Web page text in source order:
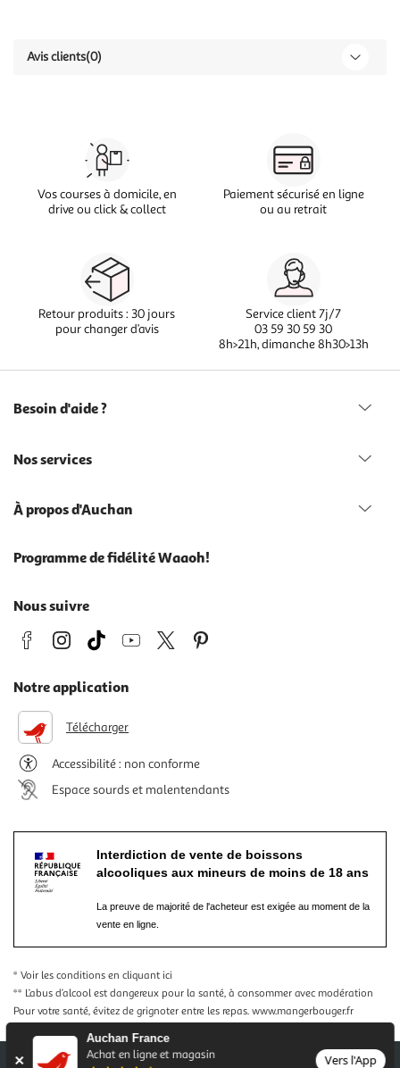
Auchan France
Achat en ligne et magasin
Vers l'App
Avis clients(0)
Vos courses à domicile, en
drive ou click & collect
Paiement sécurisé en ligne
ou au retrait
Retour produits : 30 jours
pour changer d’avis
Service client 7j/7
03 59 30 59 30
8h>21h, dimanche 8h30>13h
Besoin d'aide ?
Nos services
À propos d'Auchan
Programme de fidélité Waaoh!
Nous suivre
Notre application
Télécharger
Accessibilité : non conforme
Espace sourds et malentendants
Interdiction de vente de boissons
alcooliques aux mineurs de moins de 18 ans
La preuve de majorité de l'acheteur est exigée au moment de la
vente en ligne.
* Voir les conditions en cliquant ici
** L’abus d’alcool est dangereux pour la santé, à consommer avec modération
Pour votre santé, évitez de grignoter entre les repas. www.mangerbouger.fr